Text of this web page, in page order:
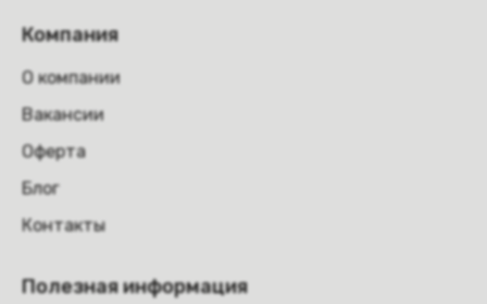
Компания
О компании
Вакансии
Оферта
Блог
Контакты
Полезная информация